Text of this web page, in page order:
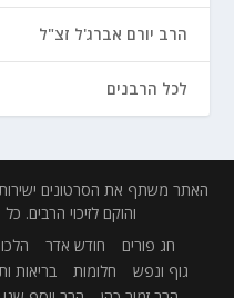
הרב יורם אברג'ל זצ"ל
לכל הרבנים
האתר משתף את הסרטונים
והוקם לזיכוי הרבים.
חג פורים
חודש אדר
גוף ונפש
חלומות בריאות